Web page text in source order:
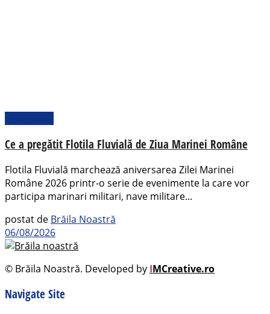
Ce a pregătit Flotila Fluvială de Ziua Marinei Române
Flotila Fluvială marchează aniversarea Zilei Marinei
Române 2026 printr-o serie de evenimente la care vor
participa marinari militari, nave militare...
postat de Brăila Noastră
06/08/2026
© Brăila Noastră. Developed by IMCreative.ro
Navigate Site